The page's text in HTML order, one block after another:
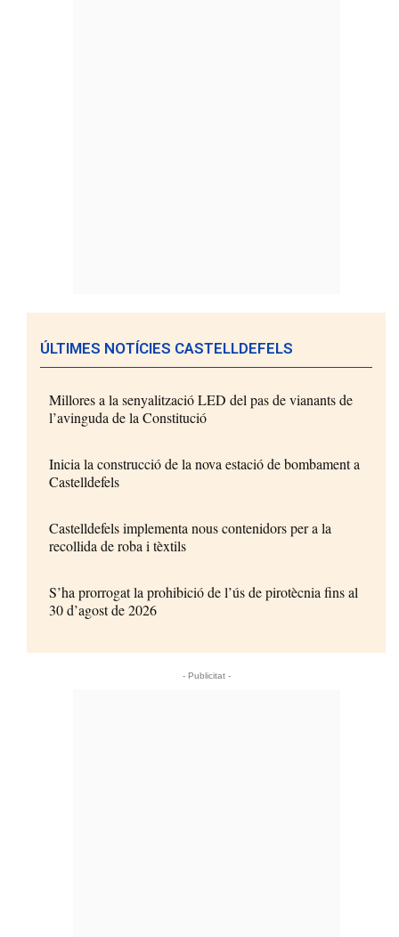
ÚLTIMES NOTÍCIES CASTELLDEFELS
Millores a la senyalització LED del pas de vianants de
l’avinguda de la Constitució
Inicia la construcció de la nova estació de bombament a
Castelldefels
Castelldefels implementa nous contenidors per a la
recollida de roba i tèxtils
S’ha prorrogat la prohibició de l’ús de pirotècnia fins al
30 d’agost de 2026
- Publicitat -